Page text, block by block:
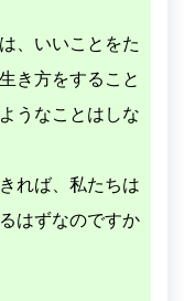
、いいことをた
き方をすること
うなことはしな
れば、私たちは
はずなのですか